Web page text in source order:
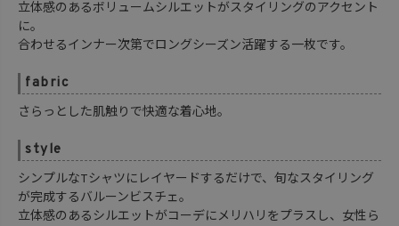
立体感のあるボリュームシルエットがスタイリングのアクセント
に。
合わせるインナー次第でロングシーズン活躍する一枚です。
fabric
さらっとした肌触りで快適な着心地。
style
シンプルなTシャツにレイヤードするだけで、旬なスタイリング
が完成するバルーンビスチェ。
立体感のあるシルエットがコーデにメリハリをプラスし、女性ら